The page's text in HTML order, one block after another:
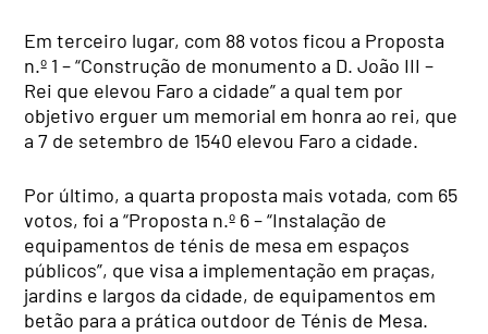
Em terceiro lugar, com 88 votos ficou a Proposta
n.º 1 – “Construção de monumento a D. João III –
Rei que elevou Faro a cidade” a qual tem por
objetivo erguer um memorial em honra ao rei, que
a 7 de setembro de 1540 elevou Faro a cidade.
Por último, a quarta proposta mais votada, com 65
votos, foi a “Proposta n.º 6 – “Instalação de
equipamentos de ténis de mesa em espaços
públicos”, que visa a implementação em praças,
jardins e largos da cidade, de equipamentos em
betão para a prática outdoor de Ténis de Mesa.